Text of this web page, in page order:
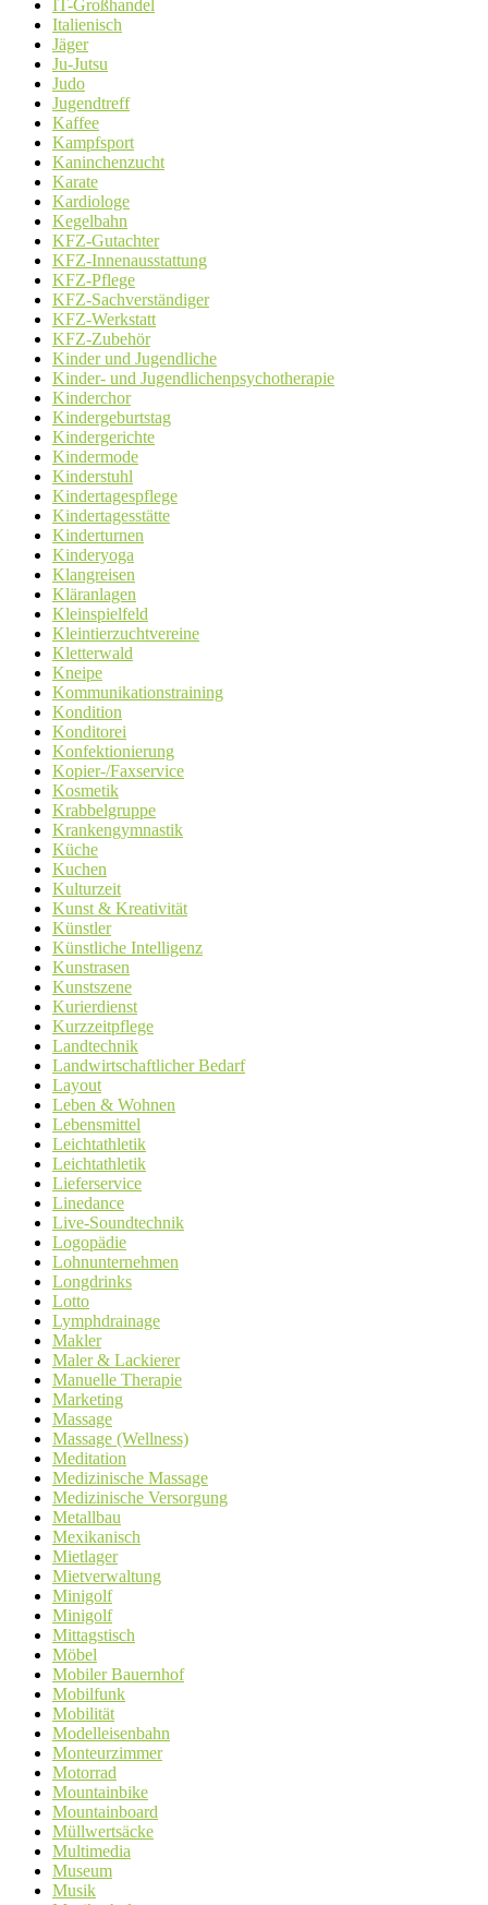
IT-Großhandel
Italienisch
Jäger
Ju-Jutsu
Judo
Jugendtreff
Kaffee
Kampfsport
Kaninchenzucht
Karate
Kardiologe
Kegelbahn
KFZ-Gutachter
KFZ-Innenausstattung
KFZ-Pflege
KFZ-Sachverständiger
KFZ-Werkstatt
KFZ-Zubehör
Kinder und Jugendliche
Kinder- und Jugendlichenpsychotherapie
Kinderchor
Kindergeburtstag
Kindergerichte
Kindermode
Kinderstuhl
Kindertagespflege
Kindertagesstätte
Kinderturnen
Kinderyoga
Klangreisen
Kläranlagen
Kleinspielfeld
Kleintierzuchtvereine
Kletterwald
Kneipe
Kommunikationstraining
Kondition
Konditorei
Konfektionierung
Kopier-/Faxservice
Kosmetik
Krabbelgruppe
Krankengymnastik
Küche
Kuchen
Kulturzeit
Kunst & Kreativität
Künstler
Künstliche Intelligenz
Kunstrasen
Kunstszene
Kurierdienst
Kurzzeitpflege
Landtechnik
Landwirtschaftlicher Bedarf
Layout
Leben & Wohnen
Lebensmittel
Leichtathletik
Leichtathletik
Lieferservice
Linedance
Live-Soundtechnik
Logopädie
Lohnunternehmen
Longdrinks
Lotto
Lymphdrainage
Makler
Maler & Lackierer
Manuelle Therapie
Marketing
Massage
Massage (Wellness)
Meditation
Medizinische Massage
Medizinische Versorgung
Metallbau
Mexikanisch
Mietlager
Mietverwaltung
Minigolf
Minigolf
Mittagstisch
Möbel
Mobiler Bauernhof
Mobilfunk
Mobilität
Modelleisenbahn
Monteurzimmer
Motorrad
Mountainbike
Mountainboard
Müllwertsäcke
Multimedia
Museum
Musik